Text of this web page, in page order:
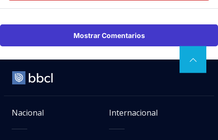
Mostrar Comentarios
Nacional Internacional